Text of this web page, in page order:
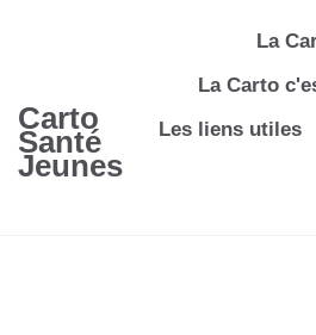
Carto
Santé
Jeunes
La
La Carto
Les liens utiles